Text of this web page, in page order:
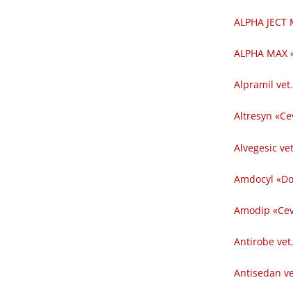
ALPHA
ALPHA
Alpramil
Altresyn
Alvegesic
Amdocyl
Amodip
Antirobe
Antisedan